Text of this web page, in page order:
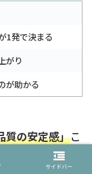
1発で決まる
がり
が助かる
質の安定感」こ
た秘策だった
サイドバー